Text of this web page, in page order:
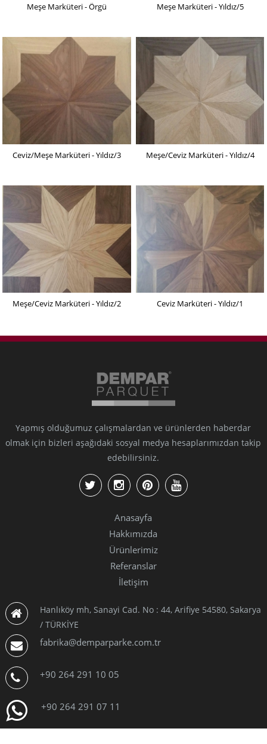
Meşe Marküteri - Örgü Meşe Marküteri - Yıldız/5
Ceviz/Meşe Marküteri - Yıldız/3 Meşe/Ceviz Marküteri - Yıldız/4
Meşe/Ceviz Marküteri - Yıldız/2 Ceviz Marküteri - Yıldız/1
Yapmış olduğumuz çalışmalardan ve ürünlerden haberdar
olmak için bizleri aşağıdaki sosyal medya hesaplarımızdan takip
edebilirsiniz.
Anasayfa
Hakkımızda
Ürünlerimiz
Referanslar
İletişim
Hanlıköy mh, Sanayi Cad. No : 44, Arifiye 54580, Sakarya
/ TÜRKİYE
fabrika@demparparke.com.tr
+90 264 291 10 05
+90 264 291 07 11